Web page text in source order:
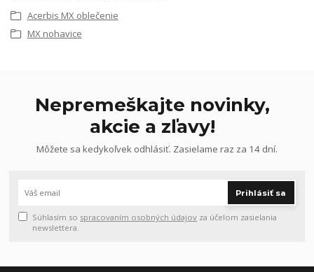
Acerbis MX oblečenie
MX nohavice
Nepremeškajte novinky,
akcie a zľavy!
Môžete sa kedykoľvek odhlásiť. Zasielame raz za 14 dní.
Prihlásiť sa
Súhlasím so spracovaním osobných údajov za účelom zasielania
newslettera.